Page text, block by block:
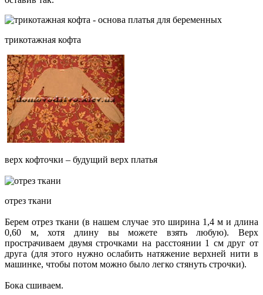
трикотажная кофта
верх кофточки – будущий верх платья
отрез ткани
Берем отрез ткани (в нашем случае это ширина 1,4 м и длина
0,60 м, хотя длину вы можете взять любую). Верх
прострачиваем двумя строчками на расстоянии 1 см друг от
друга (для этого нужно ослабить натяжение верхней нити в
машинке, чтобы потом можно было легко стянуть строчки).
Бока сшиваем.